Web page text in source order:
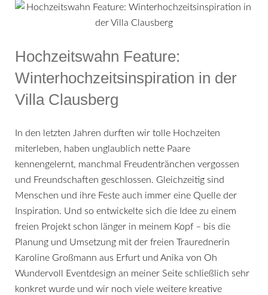
Hochzeitswahn Feature:
Winterhochzeits­inspiration in der
Villa Clausberg
In den letzten Jahren durften wir tolle Hochzeiten
miterleben, haben unglaublich nette Paare
kennengelernt, manchmal Freudentränchen vergossen
und Freundschaften geschlossen. Gleichzeitig sind
Menschen und ihre Feste auch immer eine Quelle der
Inspiration. Und so entwickelte sich die Idee zu einem
freien Projekt schon länger in meinem Kopf – bis die
Planung und Umsetzung mit der freien Traurednerin
Karoline Großmann aus Erfurt und Anika von Oh
Wundervoll Eventdesign an meiner Seite schließlich sehr
konkret wurde und wir noch viele weitere kreative